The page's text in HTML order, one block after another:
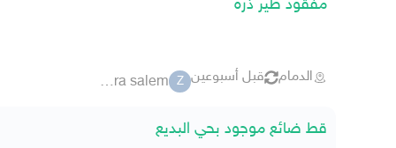
مفقود طير ذره
الدمام قبل أسبوعين Z
zahra salem
قط ضائع موجود بحي البديع